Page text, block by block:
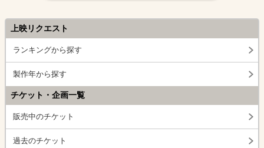
上映リクエスト
ランキングから探す
製作年から探す
チケット・企画一覧
販売中のチケット
過去のチケット